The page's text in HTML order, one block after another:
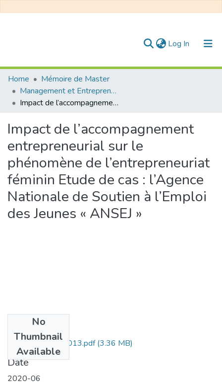
Log In (current)
Communities & Collections
All of DSpace
Home
Mémoire de Master
Management et Entrepreneuriat
Impact de l’accompagnement entrepreneurial sur le phénomène de l’entrepreneuriat féminin Etude de cas : l’Agence Nationale de Soutien à l’Emploi des Jeunes « ANSEJ »
Impact de l’accompagnement
entrepreneurial sur le
phénomène de l’entrepreneuriat
féminin Etude de cas : l’Agence
Nationale de Soutien à l’Emploi
des Jeunes « ANSEJ »
No
Thumbnail
Available
AKBOUDJ Sylia -013.pdf(3.36 MB)
Date
2020-06